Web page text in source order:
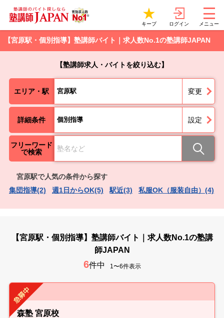
キープ ログイン メニュー
【宮原駅・個別指導】塾講師バイト｜求人数No.1の塾講師JAPAN
【塾講師求人・バイトを絞り込む】
エリア・駅 宮原駅 変更
詳細条件 個別指導 設定
フリーワード
で検索
宮原駅で人気の条件から探す
集団指導(2)
週1日からOK(5) 駅近(3) 私服OK（服装自由）(4)
【宮原駅・個別指導】塾講師バイト｜求人数No.1の塾講
師JAPAN
6件中 1〜6件表示
森塾 宮原校